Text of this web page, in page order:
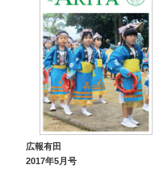
広報有田
2017年5月号